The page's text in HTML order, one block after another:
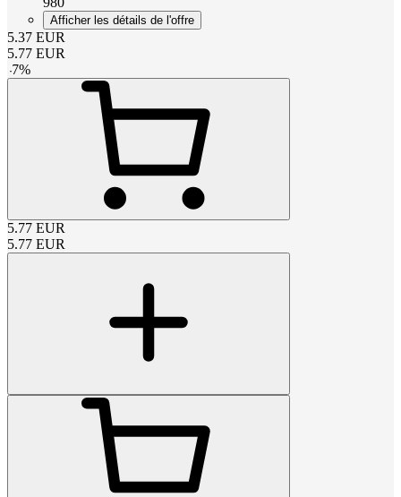
Afficher les détails de l'offre
5.37 EUR
5.77 EUR
-7%
5.77 EUR
5.77 EUR